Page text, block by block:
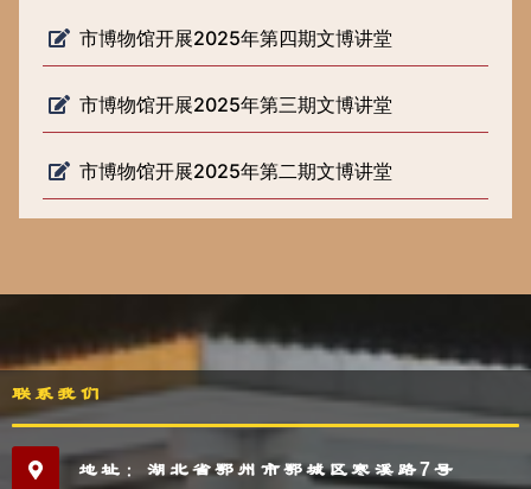
市博物馆开展2025年第四期文博讲堂
市博物馆开展2025年第三期文博讲堂
市博物馆开展2025年第二期文博讲堂
联系我们
地址：湖北省鄂州市鄂城区寒溪路7号